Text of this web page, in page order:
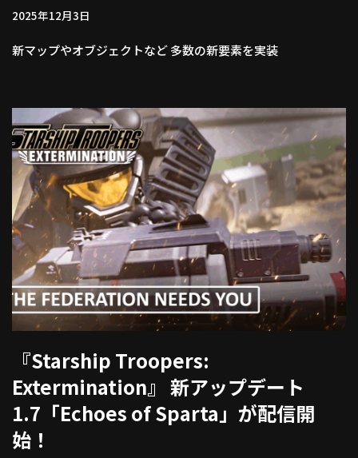
2025年12月3日
新マップやオブジェクトなど 多数の新要素を実装
『Starship Troopers:
Extermination』 新アップデート
1.7「Echoes of Sparta」が配信開
始！